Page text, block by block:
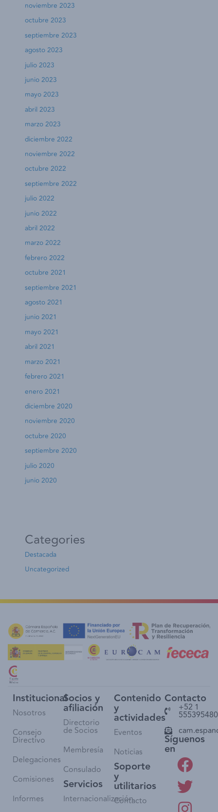
noviembre 2023
octubre 2023
septiembre 2023
agosto 2023
julio 2023
junio 2023
mayo 2023
abril 2023
marzo 2023
diciembre 2022
noviembre 2022
octubre 2022
septiembre 2022
julio 2022
junio 2022
abril 2022
marzo 2022
febrero 2022
octubre 2021
septiembre 2021
agosto 2021
junio 2021
mayo 2021
abril 2021
marzo 2021
febrero 2021
enero 2021
diciembre 2020
noviembre 2020
octubre 2020
septiembre 2020
julio 2020
junio 2020
Categories
Destacada
Uncategorized
Institucional
Nosotros
Consejo
Directivo
Delegaciones
Comisiones
Informes
Socios y
afiliación
Directorio
de Socios
Membresía
Consulado
Servicios
Internacionalización
Contenido
y
actividades
Eventos
Noticias
Soporte
y
utilitarios
Contacto
Contacto
+52 1
Síguenos
en